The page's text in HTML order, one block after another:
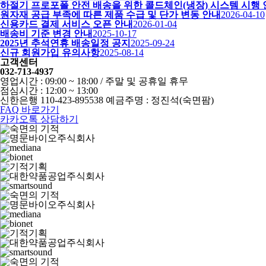
하절기 프로포폴 안전 배송을 위한 콜드체인(냉장) 시스템 시행
원자재 공급 부족에 따른 제품 수급 및 단가 변동 안내 2026-04-10
신용카드 결제 서비스 오픈 안내 2026-01-04
배송비 기준 변경 안내 2025-10-17
2025년 추석연휴 배송일정 공지 2025-09-24
신규 회원가입 유의사항2025-08-14
고객센터
032-713-4937
영업시간 : 09:00 ~ 18:00 / 주말 및 공휴일 휴무
점심시간 : 12:00 ~ 13:00
신한은행 110-423-895538 예금주명 : 정진석(숙면팜)
FAQ 바로가기
카카오톡 상담하기